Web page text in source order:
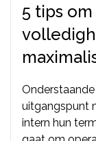
5 tips
uitgangspunt
intern hun